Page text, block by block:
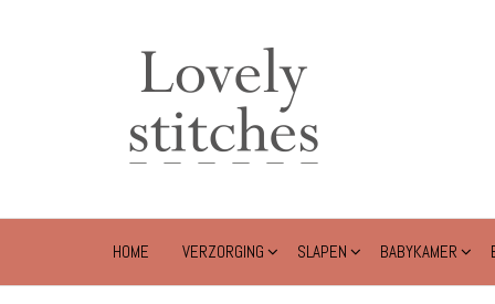
HOME VERZORGING SLAPEN BABYKAMER